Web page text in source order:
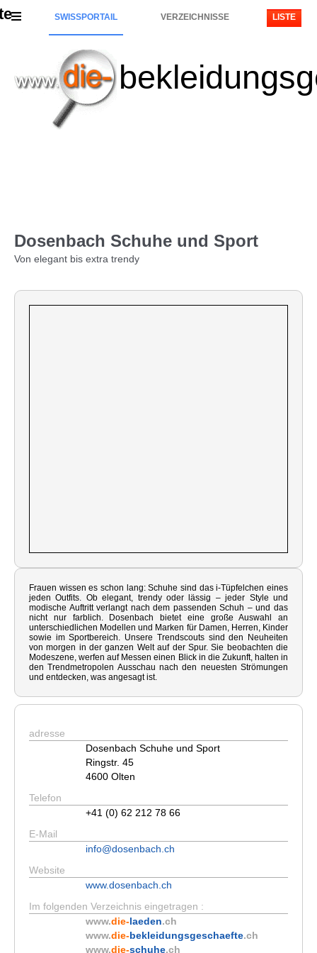
SWISSPORTAIL VERZEICHNISSE LISTE
Dosenbach Schuhe und Sport
Von elegant bis extra trendy
Frauen wissen es schon lang: Schuhe sind das i-Tüpfelchen eines
jeden Outfits. Ob elegant, trendy oder lässig – jeder Style und
modische Auftritt verlangt nach dem passenden Schuh – und das
nicht nur farblich. Dosenbach bietet eine große Auswahl an
unterschiedlichen Modellen und Marken für Damen, Herren, Kinder
sowie im Sportbereich. Unsere Trendscouts sind den Neuheiten
von morgen in der ganzen Welt auf der Spur. Sie beobachten die
Modeszene, werfen auf Messen einen Blick in die Zukunft, halten in
den Trendmetropolen Ausschau nach den neuesten Strömungen
und entdecken, was angesagt ist.
adresse
Dosenbach Schuhe und Sport
Ringstr. 45
4600 Olten
Telefon
+41 (0) 62 212 78 66
E-Mail
info@dosenbach.ch
Website
www.dosenbach.ch
Im folgenden Verzeichnis eingetragen :
www.die-laeden.ch
www.die-bekleidungsgeschaefte.ch
www.die-schuhe.ch